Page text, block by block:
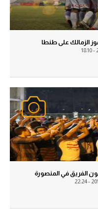
الزمالك على طنطا
الفريق في المنصورة